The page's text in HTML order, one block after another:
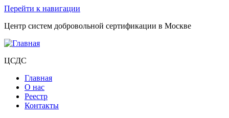
Перейти к навигации
Центр систем добровольной сертификации в Москве
ЦСДС
Главная
О нас
Реестр
Контакты